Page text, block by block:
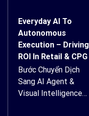
Everyday AI To
Autonomous
Execution – Driving
ROI In Retail & CPG
Bước Chuyển Dịch
Sang AI Agent &
Visual Intelligence